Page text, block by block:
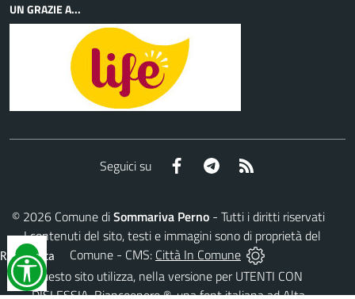
UN GRAZIE A...
Seguici su Facebook Telegram
© 2026Comune diSommariva Perno- Tutti i diritti riservati
- I contenuti del sito, testi e immagini sono di proprietà del
Comune - CMS: Città In Comune
Questo sito utilizza, nella versione per UTENTI CON
Reimposta
tutto